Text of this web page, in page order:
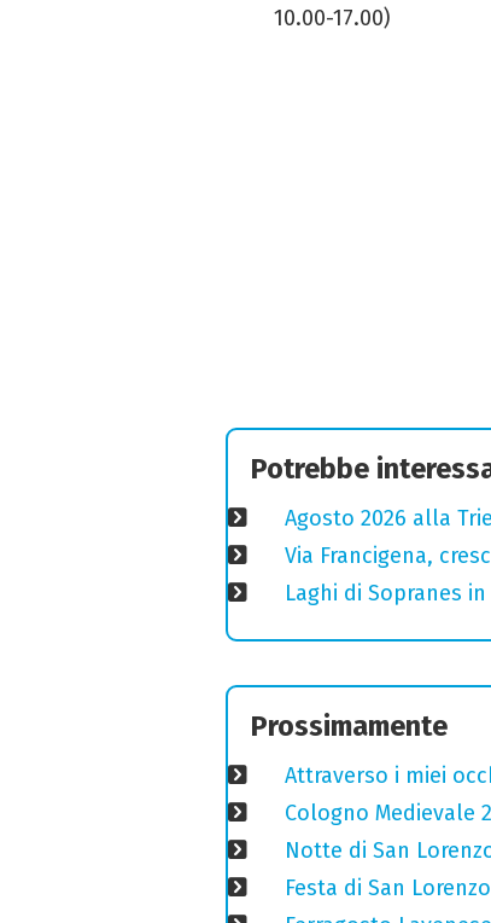
10.00-17.00)
Potrebbe
Agosto 2026 alla
Via Francigena,
Laghi di Sopranes
Prossimamente
Attraverso i miei
Cologno Medievale
Notte di San
Festa di San